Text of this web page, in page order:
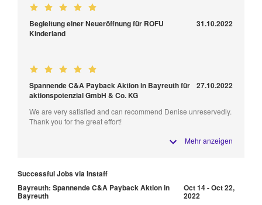
Begleitung einer Neueröffnung für ROFU
Kinderland
31.10.2022
Spannende C&A Payback Aktion in Bayreuth für
aktionspotenzial GmbH & Co. KG
27.10.2022
We are very satisfied and can recommend Denise unreservedly.
Thank you for the great effort!
Mehr anzeigen
Successful Jobs via Instaff
Bayreuth: Spannende C&A Payback Aktion in
Bayreuth
Oct 14 - Oct 22,
2022